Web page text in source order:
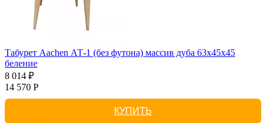
Табурет Aachen АТ-1 (без футона) массив дуба 63х45х45
беление
8 014 ₽
14 570 Р
КУПИТЬ